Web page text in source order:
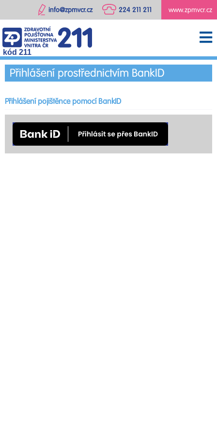
www.zpmvcr.cz
224 211 211
info@zpmvcr.cz
kód 211
Přihlášení prostřednictvím BankID
Přihlášení pojištěnce pomocí BankID